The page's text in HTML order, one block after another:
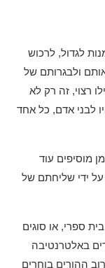
לגדול, לרכוש
ולבגרותם של
רצוי, זה רק לא
לבני אדם, כל אחד
מוסיפים עוד
על ידי שליחתם של
ספרי, או סוגים
באלטרנטיבה
ההורים בוחרים